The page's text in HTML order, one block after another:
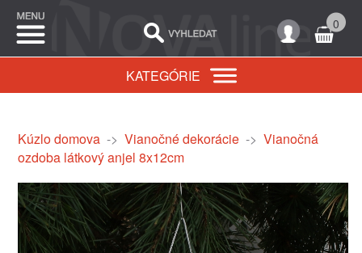
0
KATEGÓRIE
Kúzlo domova-> Vianočné dekorácie-> Vianočná
ozdoba látkový anjel 8x12cm